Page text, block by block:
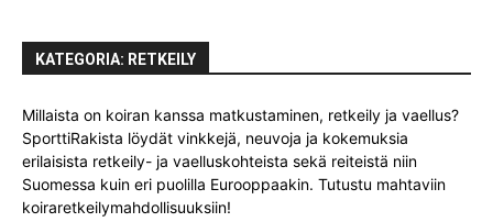
KATEGORIA: RETKEILY
Millaista on koiran kanssa matkustaminen, retkeily ja vaellus?
SporttiRakista löydät vinkkejä, neuvoja ja kokemuksia
erilaisista retkeily- ja vaelluskohteista sekä reiteistä niin
Suomessa kuin eri puolilla Eurooppaakin. Tutustu mahtaviin
koiraretkeilymahdollisuuksiin!